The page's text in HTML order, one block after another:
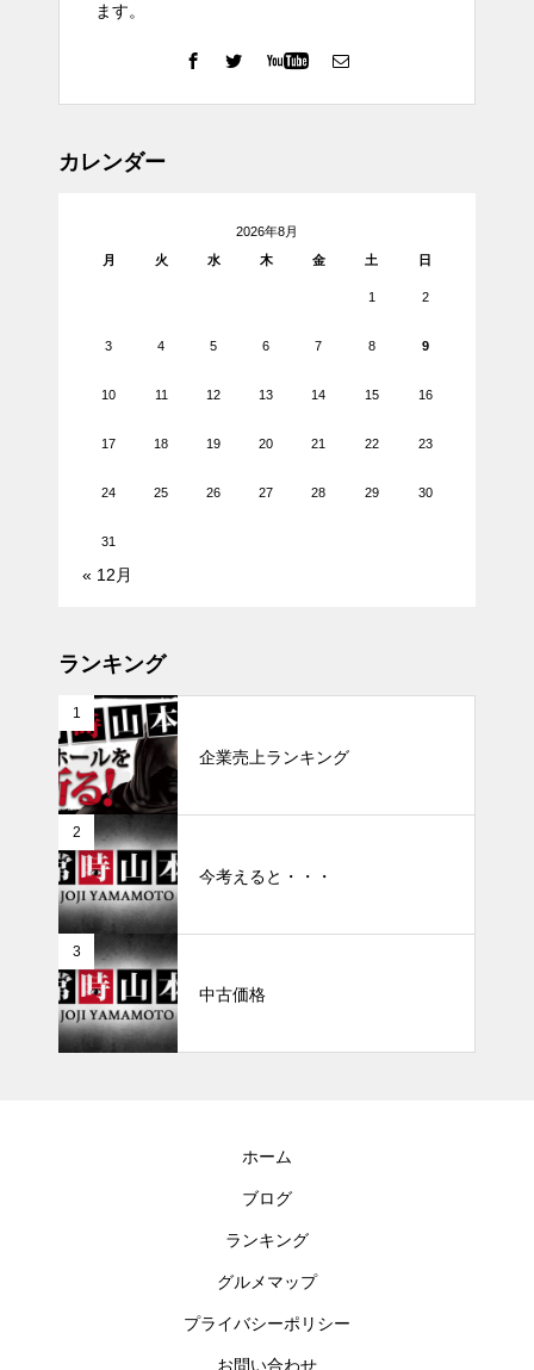
ます。
カレンダー
2026年8月
月
火 水 木 金 土 日
1 2
3 4 5 6 7 8 9
10 11 12 13 14 15 16
17 18 19 20 21 22 23
24 25 26 27 28 29 30
31
« 12月
ランキング
1
企業売上ランキング
2
今考えると・・・
3
中古価格
ホーム
ブログ
ランキング
グルメマップ
プライバシーポリシー
お問い合わせ